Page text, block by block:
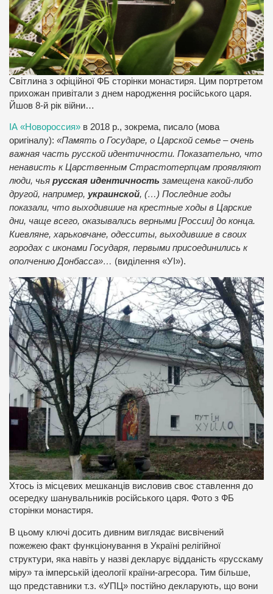
Світлина з офіційної ФБ сторінки монастиря. Цим портретом
прихожан привітали з днем народження російського царя.
Йшов 8-й рік війни…
ІА «Новороссия» в 2018 р., зокрема, писало (мова
оригіналу): «Память о Государе, о Царской семье – очень
важная часть русской идентичности. Показательно, что
ненависть к Царственным Страстотерпцам проявляют
люди, чья русская идентичность замещена какой-либо
другой, например, украинской, (…) Последние годы
показали, что выходившие на крестные ходы в Царские
дни, чаще всего, оказывались верными [России] до конца.
Киевляне, харьковчане, одесситы, выходившие в своих
городах с иконами Государя, первыми присоединились к
ополчению Донбасса»… (виділення «УІ»).
Хтось із місцевих мешканців висловив своє ставлення до
осередку шанувальників російського царя. Фото з ФБ
сторінки монастиря.
В цьому ключі досить дивним виглядає висвічений
пожежею факт функціонування в Україні релігійної
структури, яка навіть у назві декларує відданість «русскаму
міру» та імперській ідеології країни-агресора. Тим більше,
що представники т.з. «УПЦ» постійно декларують, що вони